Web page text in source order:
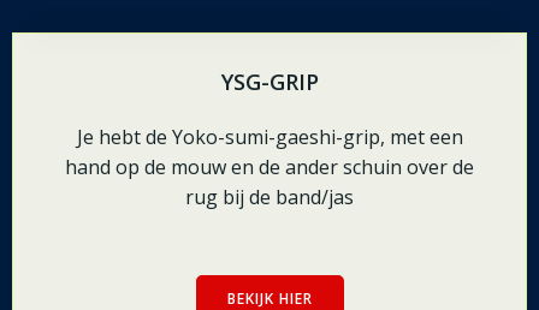
YSG-GRIP
Je hebt de Yoko-sumi-gaeshi-grip, met een
hand op de mouw en de ander schuin over de
rug bij de band/jas
BEKIJK HIER